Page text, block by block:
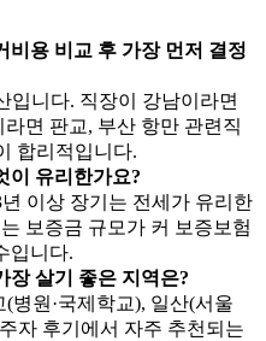
비용 비교 후 가장 먼저 결정
입니다. 직장이 강남이라면
면 판교, 부산 항만 관련직
합리적입니다.
이 유리한가요?
이상 장기는 전세가 유리한
보증금 규모가 커 보증보험
입니다.
장 살기 좋은 지역은?
병원·국제학교), 일산(서울
자 후기에서 자주 추천되는